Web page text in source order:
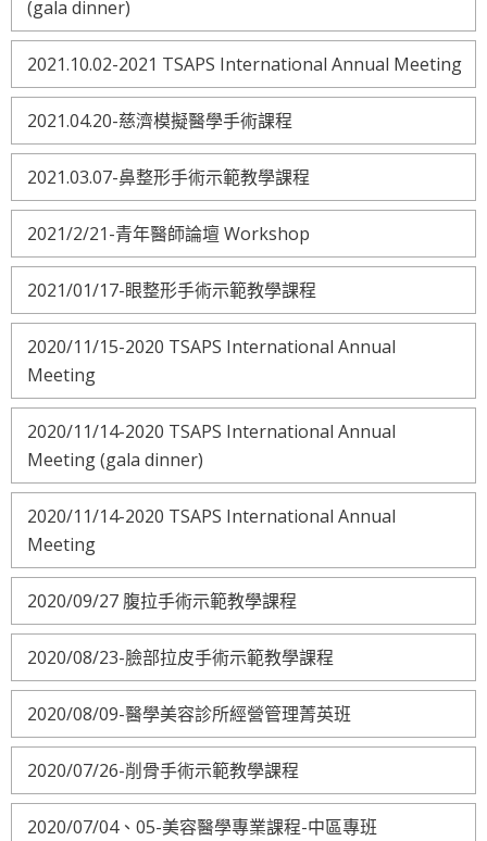
(gala dinner)
2021.10.02-2021 TSAPS International Annual Meeting
2021.04.20-慈濟模擬醫學手術課程
2021.03.07-鼻整形手術示範教學課程
2021/2/21-青年醫師論壇 Workshop
2021/01/17-眼整形手術示範教學課程
2020/11/15-2020 TSAPS International Annual
Meeting
2020/11/14-2020 TSAPS International Annual
Meeting (gala dinner)
2020/11/14-2020 TSAPS International Annual
Meeting
2020/09/27 腹拉手術示範教學課程
2020/08/23-臉部拉皮手術示範教學課程
2020/08/09-醫學美容診所經營管理菁英班
2020/07/26-削骨手術示範教學課程
2020/07/04、05-美容醫學專業課程-中區專班